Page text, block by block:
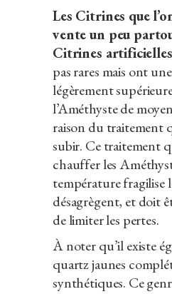
Les Citrines que
vente un peu
Citrines
pas rares mais ont
légèrement
l’Améthyste de
raison du traitement
subir. Ce traitement
chauffer les
température fragilise
désagrègent, et doit
de limiter les pertes.
À noter qu’il existe
quartz jaunes
synthétiques. Ce